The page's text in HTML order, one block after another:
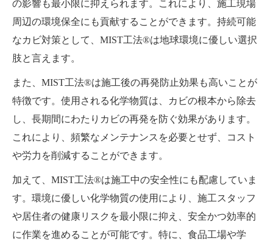
の影響も最小限に抑えられます。これにより、施工現場
周辺の環境保全にも貢献することができます。持続可能
なカビ対策として、MIST工法®は地球環境に優しい選択
肢と言えます。
また、MIST工法®は施工後の再発防止効果も高いことが
特徴です。使用される化学物質は、カビの根本から除去
し、長期間にわたりカビの再発を防ぐ効果があります。
これにより、頻繁なメンテナンスを必要とせず、コスト
や労力を削減することができます。
加えて、MIST工法®は施工中の安全性にも配慮していま
す。環境に優しい化学物質の使用により、施工スタッフ
や居住者の健康リスクを最小限に抑え、安全かつ効率的
に作業を進めることが可能です。特に、食品工場や学